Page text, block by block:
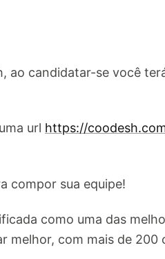
ao candidatar-se você
url https://
compor sua equipe!
como uma das
melhor, com mais de 200